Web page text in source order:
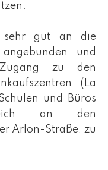
sehr gut an die
und
zu den
(La
und Büros
an den
Arlon-Straße, zu